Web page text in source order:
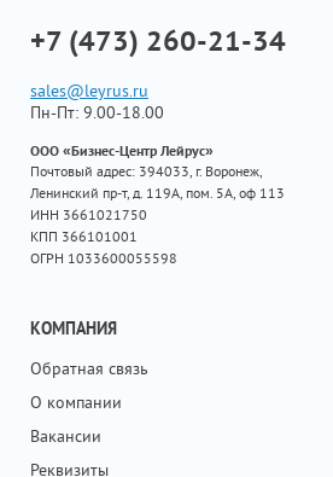
+7 (473) 260-21-34
sales@leyrus.ru
Пн-Пт: 9.00-18.00
ООО «Бизнес-Центр Лейрус»
Почтовый адрес: 394033, г. Воронеж,
Ленинский пр-т, д. 119А, пом. 5А, оф 113
ИНН 3661021750
КПП 366101001
ОГРН 1033600055598
КОМПАНИЯ
Обратная связь
О компании
Вакансии
Реквизиты